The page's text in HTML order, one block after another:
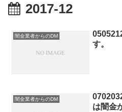
2017-12
闇金業者からのDM
す。
闇金業者からのDM
は闇金